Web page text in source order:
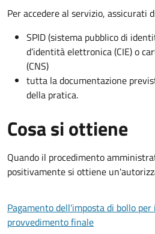
Per accedere al servizio, assicurati
SPID (sistema pubblico di
d’identità elettronica (CIE) o
(CNS)
tutta la documentazione
della pratica.
Cosa si ottiene
Quando il procedimento
positivamente si ottiene
Pagamento dell'imposta di bollo
provvedimento finale